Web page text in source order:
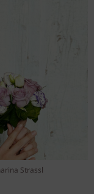
Strassl